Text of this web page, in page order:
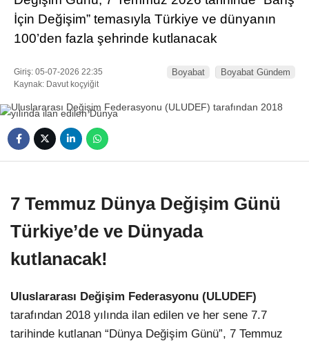
İçin Değişim” temasıyla Türkiye ve dünyanın
100’den fazla şehrinde kutlanacak
Giriş: 05-07-2026 22:35
Kaynak: Davut koçyiğit
Boyabat Boyabat Gündem
7 Temmuz Dünya Değişim Günü
Türkiye’de ve Dünyada
kutlanacak!
Uluslararası Değişim Federasyonu (ULUDEF)
tarafından 2018 yılında ilan edilen ve her sene 7.7
tarihinde kutlanan “Dünya Değişim Günü”, 7 Temmuz